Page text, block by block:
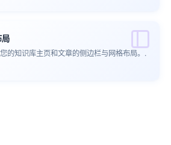
局
的知识库主页和文章的侧边栏与网格布局。.